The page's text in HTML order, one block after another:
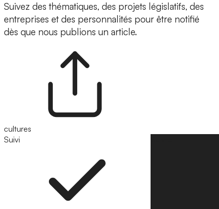
Suivez des thématiques, des projets législatifs, des
entreprises et des personnalités pour être notifié
dès que nous publions un article.
cultures
Suivi